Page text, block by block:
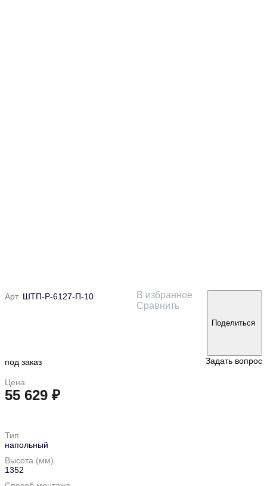
Арт. ШТП-Р-6127-П-10
В избранное
Сравнить
Поделиться
под заказ Задать вопрос
Цена
55 629 ₽
Тип
напольный
Высота (мм)
1352